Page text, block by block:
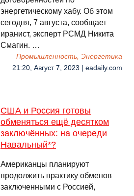
энергетическому хабу. Об этом
сегодня, 7 августа, сообщает
иранист, эксперт РСМД Никита
Смагин. …
Промышленность, Энергетика
21:20, Август 7, 2023 | eadaily.com
США и Россия готовы
обменяться ещё десятком
заключённых: на очереди
Навальный*?
Американцы планируют
продолжить практику обменов
заключенными с Россией,